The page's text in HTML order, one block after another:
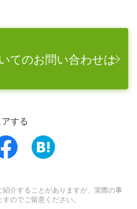
てのお問い合わせは
する
介することがありますが、実際の事
のでご留意ください。